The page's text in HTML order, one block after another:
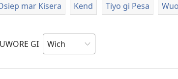
mar Kisera Kend Tiyo gi Pesa
GI